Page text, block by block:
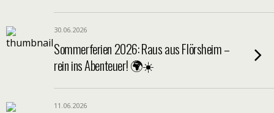
30.06.2026
Sommerferien 2026: Raus aus Flörsheim –
rein ins Abenteuer! 🌍☀️
11.06.2026